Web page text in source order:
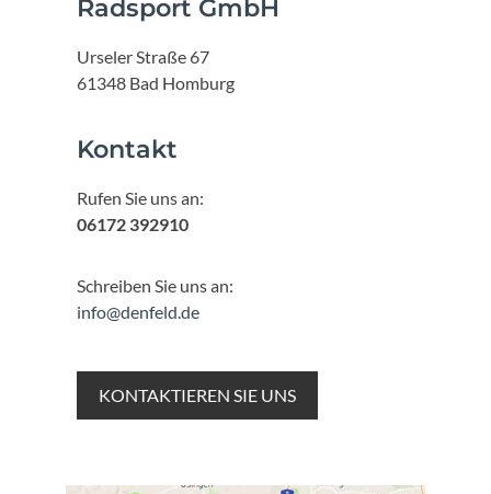
Radsport GmbH
Urseler Straße 67
61348 Bad Homburg
Kontakt
Rufen Sie uns an:
06172 392910
Schreiben Sie uns an:
info@denfeld.de
KONTAKTIEREN SIE UNS